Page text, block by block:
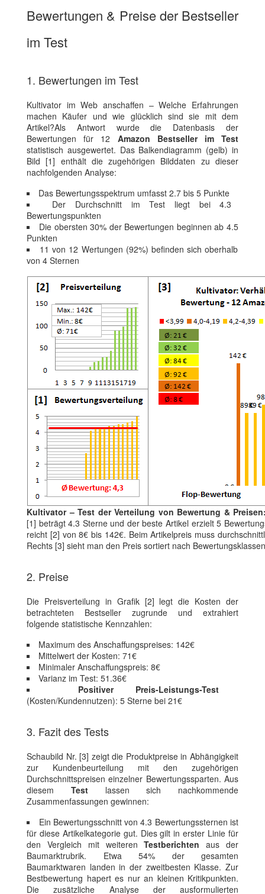
Bewertungen & Preise der Bestseller
im Test
1. Bewertungen im Test
Kultivator im Web anschaffen – Welche Erfahrungen
machen Käufer und wie glücklich sind sie mit dem
Artikel?Als Antwort wurde die Datenbasis der
Bewertungen für 12 Amazon Bestseller im Test
statistisch ausgewertet. Das Balkendiagramm (gelb) in
Bild [1] enthält die zugehörigen Bilddaten zu dieser
nachfolgenden Analyse:
Das Bewertungsspektrum umfasst 2.7 bis 5 Punkte
Der Durchschnitt im Test liegt bei 4.3
Bewertungspunkten
Die obersten 30% der Bewertungen beginnen ab 4.5
Punkten
11 von 12 Wertungen (92%) befinden sich oberhalb
von 4 Sternen
Kultivator – Test der Verteilung von Bewertung &
[1] beträgt 4.3 Sterne und der beste Artikel erzielt 5
reicht [2] von 8€ bis 142€. Beim Artikelpreis muss
Rechts [3] sieht man den Preis sortiert nach
2. Preise
Die Preisverteilung in Grafik [2] legt die Kosten der
betrachteten Bestseller zugrunde und extrahiert
folgende statistische Kennzahlen:
Maximum des Anschaffungspreises: 142€
Mittelwert der Kosten: 71€
Minimaler Anschaffungspreis: 8€
Varianz im Test: 51.36€
Positiver Preis-Leistungs-Test
(Kosten/Kundennutzen): 5 Sterne bei 21€
3. Fazit des Tests
Schaubild Nr. [3] zeigt die Produktpreise in Abhängigkeit
zur Kundenbeurteilung mit den zugehörigen
Durchschnittspreisen einzelner Bewertungssparten. Aus
diesem Testlassen sich nachkommende
Zusammenfassungen gewinnen:
Ein Bewertungsschnitt von 4.3 Bewertungssternen ist
für diese Artikelkategorie gut. Dies gilt in erster Linie für
den Vergleich mit weiterenTestberichten aus der
Baumarktrubrik. Etwa 54% der gesamten
Baumarktwaren landen in der zweitbesten Klasse. Zur
Bestbewertung hapert es nur an kleinen Kritikpunkten.
Die zusätzliche Analyse der ausformulierten